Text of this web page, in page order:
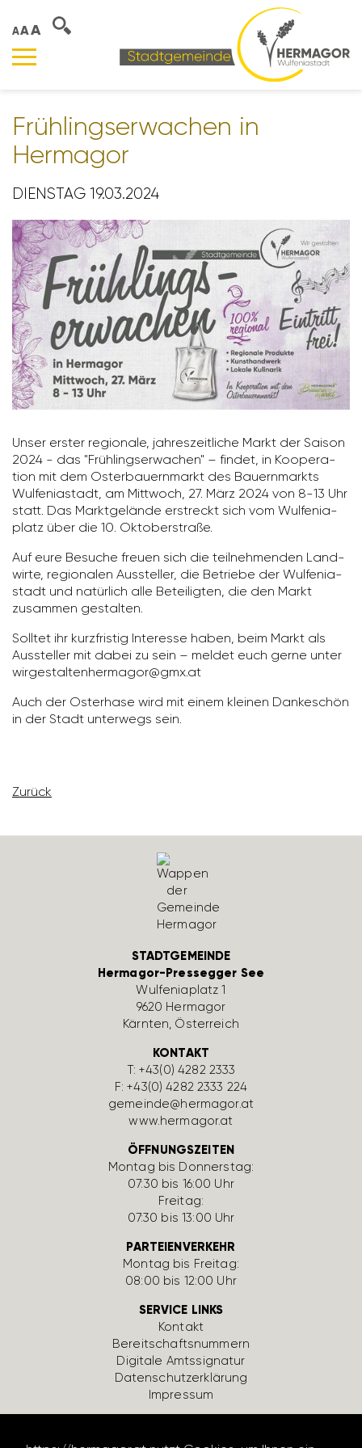
AAA
Früh­lings­er­wa­chen in
Hermagor
DIENSTAG 19.03.2024
Unser erster regio­nale, jahres­zeit­liche Markt der Saison
2024 - das "Früh­lings­er­wa­chen" – findet, in Koope­ra­
tion mit dem Oster­bau­ern­markt des Bauern­markts
Wulfe­nia­stadt, am Mitt­woch, 27. März 2024 von 8-13 Uhr
statt. Das Markt­ge­lände erstreckt sich vom Wulfe­nia­
platz über die 10. Okto­ber­straße.
Auf eure Besuche freuen sich die teil­neh­menden Land­
wirte, regio­nalen Aussteller, die Betriebe der Wulfe­nia­
stadt und natür­lich alle Betei­ligten, die den Markt
zusammen gestalten.
Solltet ihr kurz­fristig Inter­esse haben, beim Markt als
Aussteller mit dabei zu sein – meldet euch gerne unter
wirge­stal­ten­her­magor@gmx.at
Auch der Oster­hase wird mit einem kleinen Danke­schön
in der Stadt unter­wegs sein.
Zurück
STADTGEMEINDE
Hermagor-Pressegger See
Wulfe­nia­platz 1
9620 Hermagor
Kärnten, Öster­reich
KONTAKT
T:+43(0) 4282 2333
F: +43(0) 4282 2333 224
gemeinde@hermagor.at
www.hermagor.at
ÖFFNUNGSZEITEN
Montag bis Donnerstag:
07:30 bis 16:00 Uhr
Freitag:
07:30 bis 13:00 Uhr
PARTEIENVERKEHR
Montag bis Freitag:
08:00 bis 12:00 Uhr
SERVICE LINKS
Kontakt
Bereit­schafts­num­mern
Digi­tale Amts­si­gnatur
Daten­schutz­er­klä­rung
Impressum